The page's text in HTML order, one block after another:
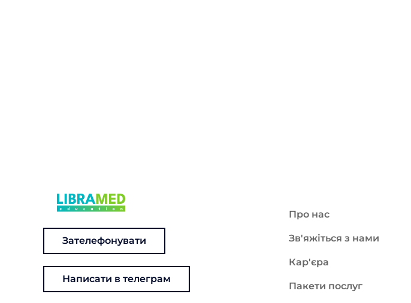
Зателефонувати
Написати в телеграм
Про нас
Зв'яжіться з нами
Кар'єра
Пакети послуг